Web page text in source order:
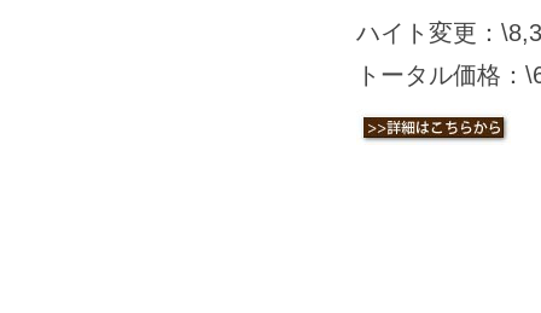
ハイト変更：
トータル価格：